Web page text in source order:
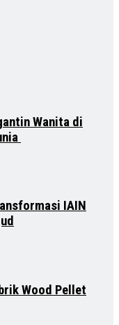
Wanita di
IAIN
Wood Pellet